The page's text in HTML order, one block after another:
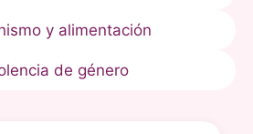
y alimentación
de género